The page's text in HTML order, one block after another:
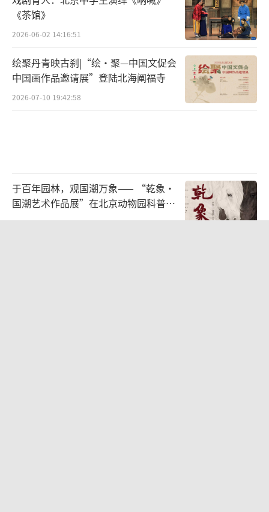
《茶馆》
2026-06-02 14:16:51
绘聚丹青映古刹|“绘·聚—中国文促会
中国画作品邀请展”登陆北海阐福寺
2026-07-10 19:42:58
于百年园林，观国潮万象—— “乾象·
国潮艺术作品展”在北京动物园科普馆
机动展厅开展
2026-08-06 13:25:08